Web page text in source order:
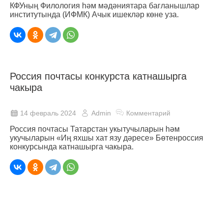
КФУның Филология һәм мәдәниятара багланышлар
институтында (ИФМК) Ачык ишекләр көне уза.
Россия почтасы конкурста катнашырга
чакыра
14 февраль 2024 Admin Комментарий
Россия почтасы Татарстан укытучыларын һәм
укучыларын «Иң яхшы хат язу дәресе» Бөтенроссия
конкурсында катнашырга чакыра.